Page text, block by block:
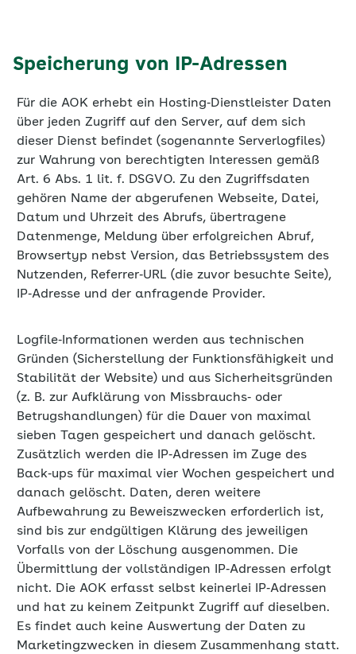
Speicherung von IP-Adressen
Für die AOK erhebt ein Hosting‐Dienstleister Daten
über jeden Zugriff auf den Server, auf dem sich
dieser Dienst befindet (sogenannte Serverlogfiles)
zur Wahrung von berechtigten Interessen gemäß
Art. 6 Abs. 1 lit. f. DSGVO. Zu den Zugriffsdaten
gehören Name der abgerufenen Webseite, Datei,
Datum und Uhrzeit des Abrufs, übertragene
Datenmenge, Meldung über erfolgreichen Abruf,
Browsertyp nebst Version, das Betriebssystem des
Nutzenden, Referrer‐URL (die zuvor besuchte Seite),
IP‐Adresse und der anfragende Provider.
Logfile‐Informationen werden aus technischen
Gründen (Sicherstellung der Funktionsfähigkeit und
Stabilität der Website) und aus Sicherheitsgründen
(z. B. zur Aufklärung von Missbrauchs‑ oder
Betrugshandlungen) für die Dauer von maximal
sieben Tagen gespeichert und danach gelöscht.
Zusätzlich werden die IP‐Adressen im Zuge des
Back‐ups für maximal vier Wochen gespeichert und
danach gelöscht. Daten, deren weitere
Aufbewahrung zu Beweiszwecken erforderlich ist,
sind bis zur endgültigen Klärung des jeweiligen
Vorfalls von der Löschung ausgenommen. Die
Übermittlung der vollständigen IP‐Adressen erfolgt
nicht. Die AOK erfasst selbst keinerlei IP‐Adressen
und hat zu keinem Zeitpunkt Zugriff auf dieselben.
Es findet auch keine Auswertung der Daten zu
Marketingzwecken in diesem Zusammenhang statt.